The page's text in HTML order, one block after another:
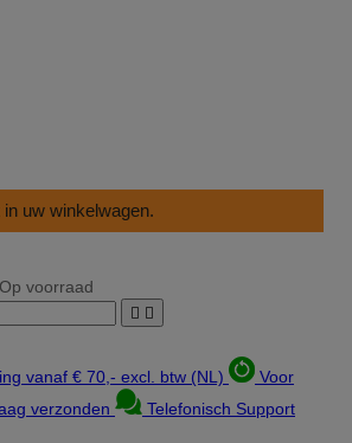
uw winkelwagen.
Op voorraad
 
vanaf € 70,- excl. btw (NL)
Voor
verzonden
Telefonisch Support